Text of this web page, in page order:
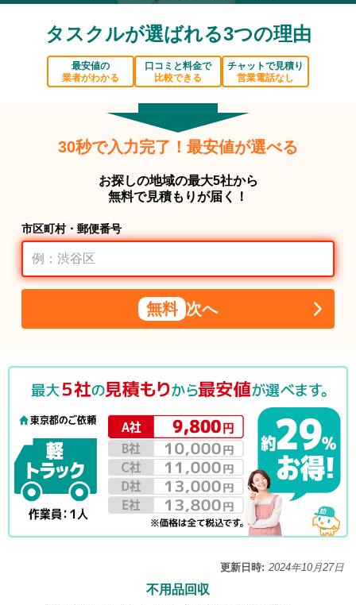
タスクルが選ばれる3つの理由
最安値の
業者がわかる
口コミと料金で
比較できる
チャットで見積り
営業電話なし
30秒で入力完了！最安値が選べる
お探しの地域の最大5社から
無料で見積もりが届く！
市区町村・郵便番号
無料 次へ
更新日時: 2024年10月27日
不用品回収